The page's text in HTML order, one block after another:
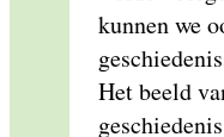
kunnen we
Het beeld